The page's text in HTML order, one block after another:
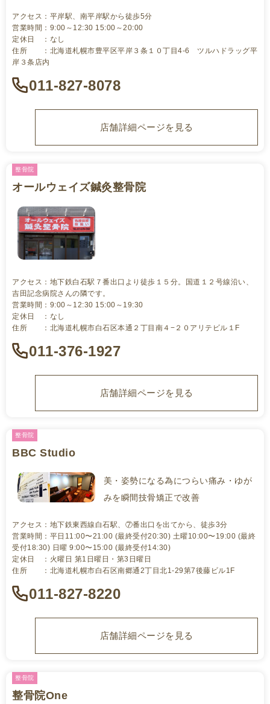
アクセス：平岸駅、南平岸駅から徒歩5分
営業時間：9:00～12:30 15:00～20:00
定休日 ：なし
住所 ：北海道札幌市豊平区平岸３条１０丁目4-6 ツルハドラッグ平
岸３条店内
011-827-8078
店舗詳細ページを見る
オールウェイズ鍼灸整骨院
整骨院
アクセス：地下鉄白石駅７番出口より徒歩１５分。国道１２号線沿い、
吉田記念病院さんの隣です。
営業時間：9:00～12:30 15:00～19:30
定休日 ：なし
住所 ：北海道札幌市白石区本通２丁目南４−２０アリテビル１F
011-376-1927
店舗詳細ページを見る
BBC Studio
整骨院
美・姿勢になる為につらい痛み・ゆが
みを瞬間技骨矯正で改善
アクセス：地下鉄東西線白石駅、⑦番出口を出てから、徒歩3分
営業時間：平日11:00〜21:00 (最終受付20:30) 土曜10:00〜19:00 (最終
受付18:30) 日曜 9:00〜15:00 (最終受付14:30)
定休日 ：火曜日 第1日曜日・第3日曜日
住所 ：北海道札幌市白石区南郷通2丁目北1-29第7後藤ビル1F
011-827-8220
店舗詳細ページを見る
整骨院One
整骨院